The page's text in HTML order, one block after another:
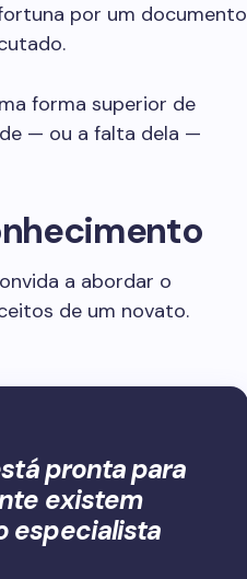
por um documento
forma superior de
— ou a falta dela —
a abordar o
de um novato.
pronta para
existem
especialista